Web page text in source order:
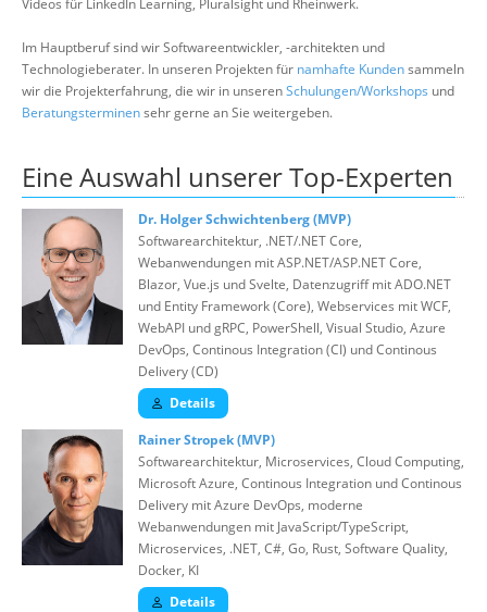
Videos für LinkedIn Learning, Pluralsight und Rheinwerk.
Im Hauptberuf sind wir Softwareentwickler, -architekten und
Technologieberater. In unseren Projekten für namhafte Kundensammeln
wir die Projekterfahrung, die wir in unserenSchulungen/Workshops und
Beratungsterminensehr gerne an Sie weitergeben.
Eine Auswahl unserer Top-Experten
Dr. Holger Schwichtenberg (MVP)
Softwarearchitektur, .NET/.NET Core,
Webanwendungen mit ASP.NET/ASP.NET Core,
Blazor, Vue.js und Svelte, Datenzugriff mit ADO.NET
und Entity Framework (Core), Webservices mit WCF,
WebAPI und gRPC, PowerShell, Visual Studio, Azure
DevOps, Continous Integration (CI) und Continous
Delivery (CD)
Details
Rainer Stropek (MVP)
Softwarearchitektur, Microservices, Cloud Computing,
Microsoft Azure, Continous Integration und Continous
Delivery mit Azure DevOps, moderne
Webanwendungen mit JavaScript/TypeScript,
Microservices, .NET, C#, Go, Rust, Software Quality,
Docker, KI
Details